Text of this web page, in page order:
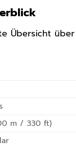
Übersicht
m / 330 ft)